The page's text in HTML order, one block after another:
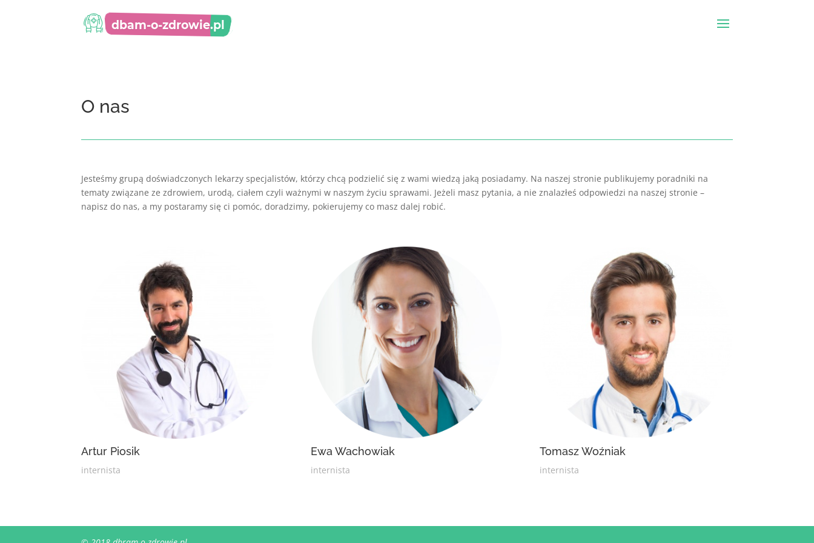
O nas
Jesteśmy grupą doświadczonych lekarzy specjalistów, którzy chcą podzielić się z wami wiedzą jaką posiadamy. Na naszej stronie publikujemy poradniki na
tematy związane ze zdrowiem, urodą, ciałem czyli ważnymi w naszym życiu sprawami. Jeżeli masz pytania, a nie znalazłeś odpowiedzi na naszej stronie –
napisz do nas, a my postaramy się ci pomóc, doradzimy, pokierujemy co masz dalej robić.
Artur Piosik
internista
Ewa Wachowiak
internista
Tomasz Woźniak
internista